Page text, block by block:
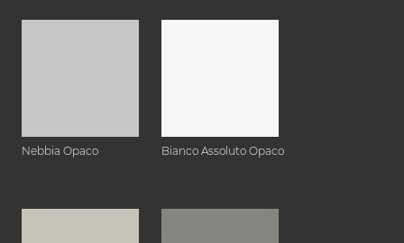
Nebbia Opaco Bianco Assoluto Opaco